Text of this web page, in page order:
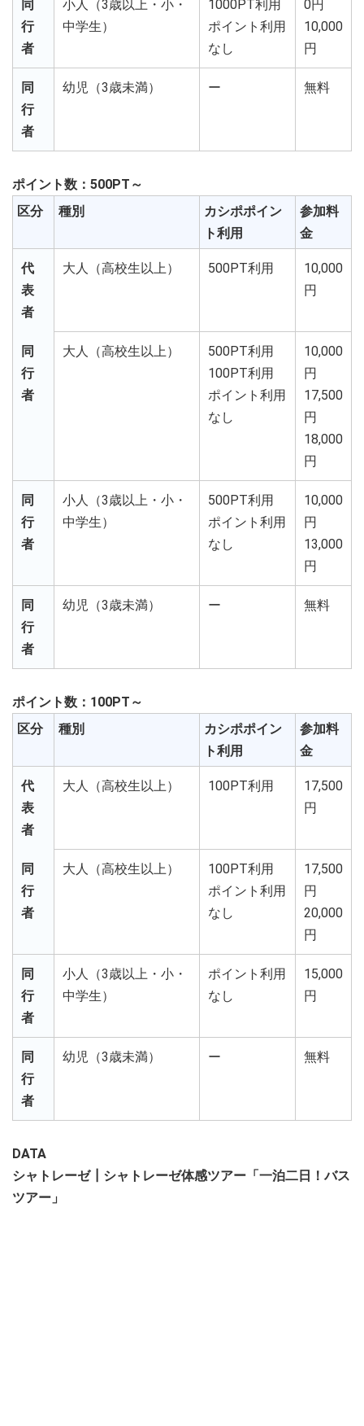
同
行
者
小人（3歳以上・小・
中学生）
1000PT利用
ポイント利用
なし
0円
10,000
円
同
行
者
幼児（3歳未満） ー 無料
ポイント数：500PT～
区分
種別
カシポポイン
ト利用
参加料
金
代
表
者
大人（高校生以上） 500PT利用
10,000
円
同
行
者
大人（高校生以上）
500PT利用
100PT利用
ポイント利用
なし
10,000
円
17,500
円
18,000
円
同
行
者
小人（3歳以上・小・
中学生）
500PT利用
ポイント利用
なし
10,000
円
13,000
円
同
行
者
幼児（3歳未満） ー 無料
ポイント数：100PT～
区分
種別
カシポポイン
ト利用
参加料
金
代
表
者
大人（高校生以上） 100PT利用
17,500
円
同
行
者
大人（高校生以上）
100PT利用
ポイント利用
なし
17,500
円
20,000
円
同
行
者
小人（3歳以上・小・
中学生）
ポイント利用
なし
15,000
円
同
行
者
幼児（3歳未満） ー 無料
DATA
シャトレーゼ┃シャトレーゼ体感ツアー「一泊二日！バス
ツアー」